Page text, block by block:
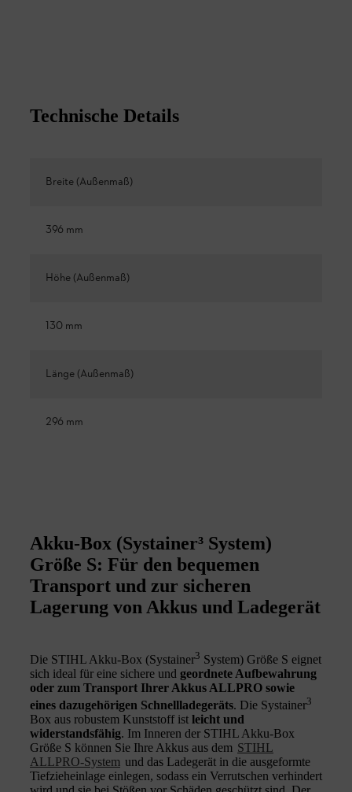
Technische Details
Breite (Außenmaß)
396 mm
Höhe (Außenmaß)
130 mm
Länge (Außenmaß)
296 mm
Akku-Box (Systainer³ System)
Größe S: Für den bequemen
Transport und zur sicheren
Lagerung von Akkus und Ladegerät
Die STIHL Akku-Box (Systainer3 System) Größe S eignet
sich ideal für eine sichere und geordnete Aufbewahrung
oder zum Transport Ihrer Akkus ALLPRO sowie
eines dazugehörigen Schnellladegeräts. Die Systainer3
Box aus robustem Kunststoff ist leicht und
widerstandsfähig. Im Inneren der STIHL Akku-Box
Größe S können Sie Ihre Akkus aus dem STIHL
ALLPRO-System und das Ladegerät in die ausgeformte
Tiefzieheinlage einlegen, sodass ein Verrutschen verhindert